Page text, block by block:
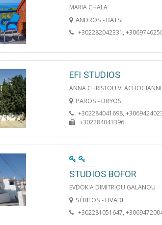
MARIA CHALA
ANDROS - BATSI
+302282042331,
EFI STUDIOS
ANNA CHRISTOU VLACHOGIANNI
PAROS - DRYOS
+302284041698,
+302284043396
STUDIOS BOFOR
EVDOKIA DIMITRIOU GALANOU
SÉRIFOS - LIVADI
+302281051647,